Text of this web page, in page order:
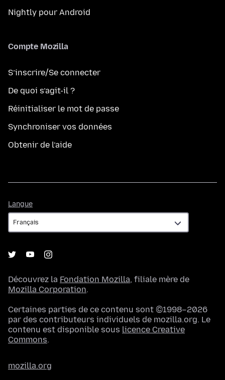
Nightly pour Android
Compte Mozilla
S’inscrire/Se connecter
De quoi s’agit-il ?
Réinitialiser le mot de passe
Synchroniser vos données
Obtenir de l’aide
Langue
Découvrez la Fondation Mozilla, filiale mère de
Mozilla Corporation.
Certaines parties de ce contenu sont ©1998–2026
par des contributeurs individuels de mozilla.org. Le
contenu est disponible sous licence Creative
Commons.
mozilla.org